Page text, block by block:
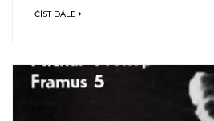
ČÍST DÁLE